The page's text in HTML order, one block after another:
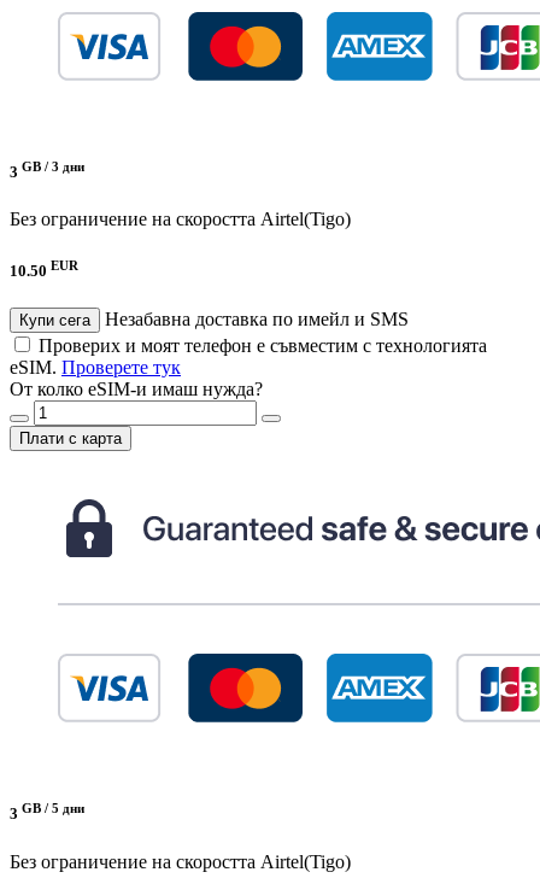
3 GB / 3 дни
Без ограничение на скоростта Airtel(Tigo)
10.50 EUR
Купи сега
Незабавна доставка по имейл и SMS
Проверих и моят телефон е съвместим с технологията
eSIM. Проверете тук
От колко eSIM-и имаш нужда?
Плати с карта
3 GB / 5 дни
Без ограничение на скоростта Airtel(Tigo)